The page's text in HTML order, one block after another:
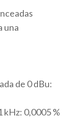
una
de 0 dBu:
kHz: 0,0005 %